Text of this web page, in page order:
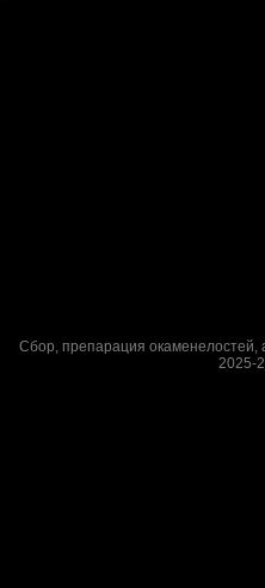
Сбор, препарация окаменелостей,
2025-